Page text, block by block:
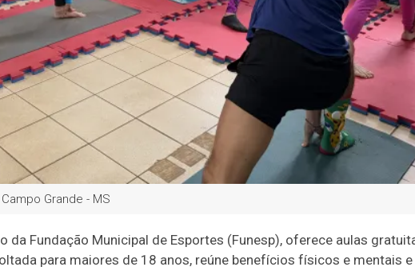
Grande - MS
da Fundação Municipal de Esportes (Funesp), oferece aulas
para maiores de 18 anos, reúne benefícios físicos e mentais